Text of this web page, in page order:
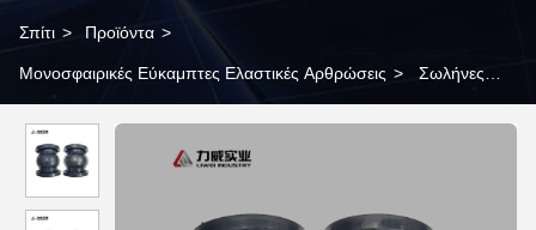
Σπίτι > Προϊόντα >
Μονοσφαιρικές Εύκαμπτες Ελαστικές Αρθρώσεις > Σωλήνες